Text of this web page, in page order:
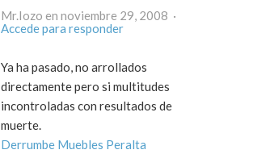
Mr.Iozo en noviembre 29, 2008 ·
Accede para responder
Ya ha pasado, no arrollados
directamente pero si multitudes
incontroladas con resultados de
muerte.
Derrumbe Muebles Peralta